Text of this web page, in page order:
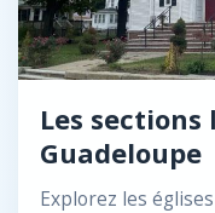
Les sections
Guadeloupe
Explorez les